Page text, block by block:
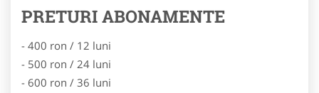
PRETURI ABONAMENTE
- 400 ron / 12 luni
- 500 ron / 24 luni
- 600 ron / 36 luni